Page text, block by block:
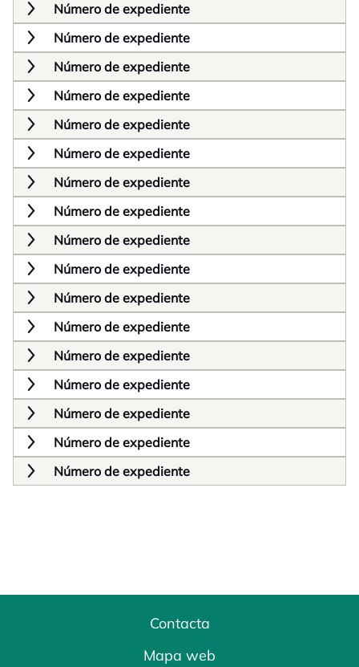
Número de expediente
Número de expediente
Número de expediente
Número de expediente
Número de expediente
Número de expediente
Número de expediente
Número de expediente
Número de expediente
Número de expediente
Número de expediente
Número de expediente
Número de expediente
Número de expediente
Número de expediente
Número de expediente
Número de expediente
Contacta
Mapa web